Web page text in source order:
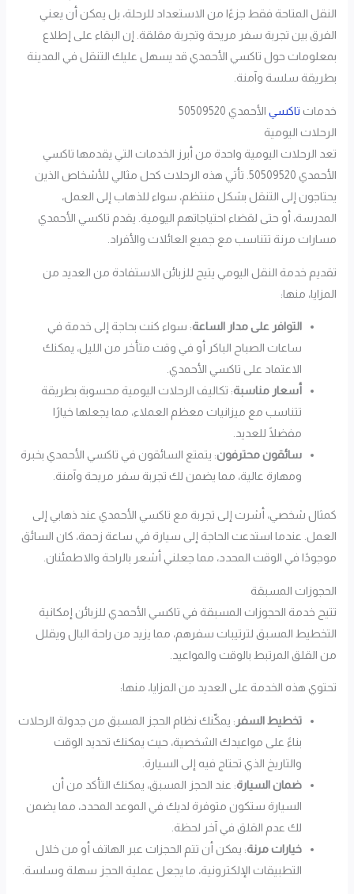
النقل المتاحة فقط جزءًا من الاستعداد للرحلة، بل يمكن أن يعني
الفرق بين تجربة سفر مريحة وتجربة مقلقة. إن البقاء على إطلاع
بمعلومات حول تاكسي الأحمدي قد يسهل عليك التنقل في المدينة
بطريقة سلسة وآمنة.
خدمات تاكسي الأحمدي 50509520
الرحلات اليومية
تعد الرحلات اليومية واحدة من أبرز الخدمات التي يقدمها تاكسي
الأحمدي 50509520. تأتي هذه الرحلات كحل مثالي للأشخاص الذين
يحتاجون إلى التنقل بشكل منتظم، سواء للذهاب إلى العمل،
المدرسة، أو حتى لقضاء احتياجاتهم اليومية. يقدم تاكسي الأحمدي
مسارات مرنة تتناسب مع جميع العائلات والأفراد.
تقديم خدمة النقل اليومي يتيح للزبائن الاستفادة من العديد من
المزايا، منها:
التوافر على مدار الساعة: سواء كنت بحاجة إلى خدمة في
ساعات الصباح الباكر أو في وقت متأخر من الليل، يمكنك
الاعتماد على تاكسي الأحمدي.
أسعار مناسبة: تكاليف الرحلات اليومية محسوبة بطريقة
تتناسب مع ميزانيات معظم العملاء، مما يجعلها خيارًا
مفضلًا للعديد.
سائقون محترفون: يتمتع السائقون في تاكسي الأحمدي بخبرة
ومهارة عالية، مما يضمن لك تجربة سفر مريحة وآمنة.
كمثال شخصي، أشرت إلى تجربة مع تاكسي الأحمدي عند ذهابي إلى
العمل. عندما استدعت الحاجة إلى سيارة في ساعة زحمة، كان السائق
موجودًا في الوقت المحدد، مما جعلني أشعر بالراحة والاطمئنان.
الحجوزات المسبقة
تتيح خدمة الحجوزات المسبقة في تاكسي الأحمدي للزبائن إمكانية
التخطيط المسبق لترتيبات سفرهم، مما يزيد من راحة البال ويقلل
من القلق المرتبط بالوقت والمواعيد.
تحتوي هذه الخدمة على العديد من المزايا، منها:
تخطيط السفر : يمكّنك نظام الحجز المسبق من جدولة الرحلات
بناءً على مواعيدك الشخصية، حيث يمكنك تحديد الوقت
والتاريخ الذي تحتاج فيه إلى السيارة.
ضمان السيارة: عند الحجز المسبق، يمكنك التأكد من أن
السيارة ستكون متوفرة لديك في الموعد المحدد، مما يضمن
لك عدم القلق في آخر لحظة.
خيارات مرنة: يمكن أن تتم الحجزات عبر الهاتف أو من خلال
التطبيقات الإلكترونية، ما يجعل عملية الحجز سهلة وسلسة.